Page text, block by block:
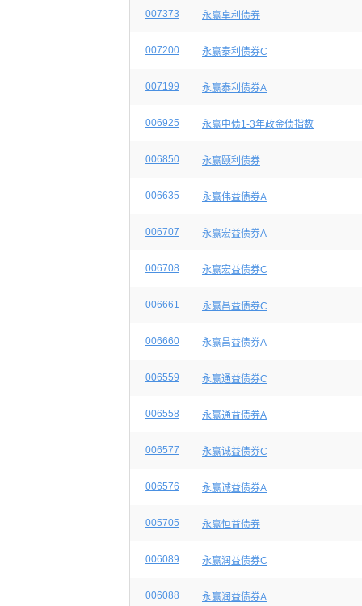
007373 永赢卓利债券
007200 永赢泰利债券C
007199 永赢泰利债券A
006925 永赢中债1-3年政金债指数
006850 永赢颐利债券
006635 永赢伟益债券A
006707 永赢宏益债券A
006708 永赢宏益债券C
006661 永赢昌益债券C
006660 永赢昌益债券A
006559 永赢通益债券C
006558 永赢通益债券A
006577 永赢诚益债券C
006576 永赢诚益债券A
005705 永赢恒益债券
006089 永赢润益债券C
006088 永赢润益债券A